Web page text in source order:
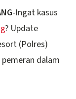
-Ingat kasus
? Update
(Polres)
dalam